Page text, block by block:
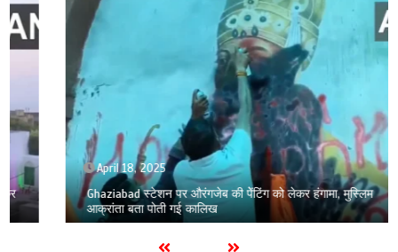
April 18, 2025
Ghaziabad स्टेशन पर औरंगजेब की पेेंटिंग को लेकर हंगामा, मुस्लिम
आक्रांता बता पोती गई कालिख